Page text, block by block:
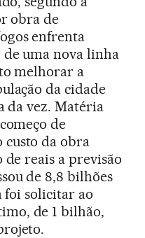
obra de
enfrenta
uma nova linha
melhorar a
da cidade
da vez. Matéria
de
custo da obra
de reais a previsão
de 8,8 bilhões
foi solicitar ao
de 1 bilhão,